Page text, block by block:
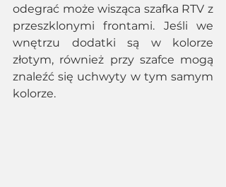
odegrać może wisząca szafka RTV z
przeszklonymi frontami. Jeśli we
wnętrzu dodatki są w kolorze
złotym, również przy szafce mogą
znaleźć się uchwyty w tym samym
kolorze.